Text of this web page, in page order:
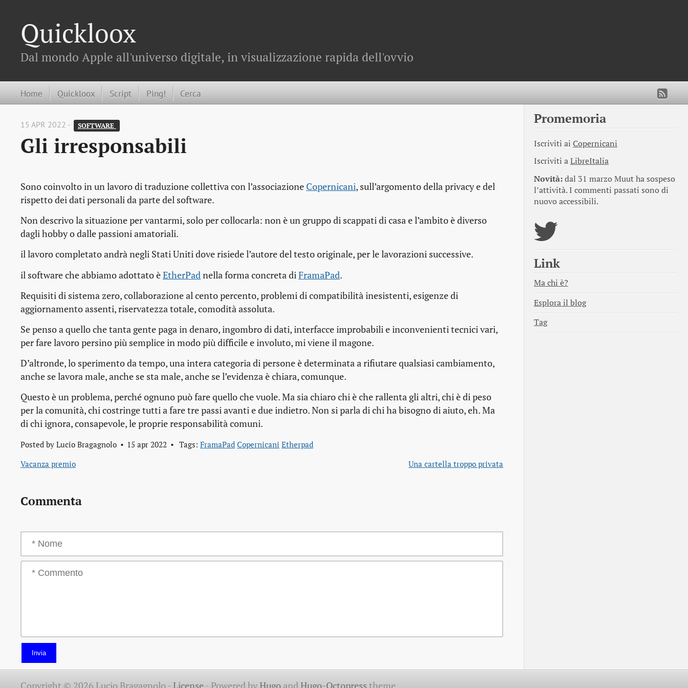
Quickloox
Dal mondo Apple all'universo digitale, in visualizzazione rapida dell'ovvio
Home Quickloox Script Ping! Cerca
15 APR 2022 - SOFTWARE
Gli irresponsabili
Sono coinvolto in un lavoro di traduzione collettiva con l’associazione Copernicani, sull’argomento della privacy e del
rispetto dei dati personali da parte del software.
Non descrivo la situazione per vantarmi, solo per collocarla: non è un gruppo di scappati di casa e l’ambito è diverso
dagli hobby o dalle passioni amatoriali.
il lavoro completato andrà negli Stati Uniti dove risiede l’autore del testo originale, per le lavorazioni successive.
il software che abbiamo adottato èEtherPad nella forma concreta di FramaPad.
Requisiti di sistema zero, collaborazione al cento percento, problemi di compatibilità inesistenti, esigenze di
aggiornamento assenti, riservatezza totale, comodità assoluta.
Se penso a quello che tanta gente paga in denaro, ingombro di dati, interfacce improbabili e inconvenienti tecnici vari,
per fare lavoro persino più semplice in modo più difficile e involuto, mi viene il magone.
D’altronde, lo sperimento da tempo, una intera categoria di persone è determinata a rifiutare qualsiasi cambiamento,
anche se lavora male, anche se sta male, anche se l’evidenza è chiara, comunque.
Questo è un problema, perché ognuno può fare quello che vuole. Ma sia chiaro chi è che rallenta gli altri, chi è di peso
per la comunità, chi costringe tutti a fare tre passi avanti e due indietro. Non si parla di chi ha bisogno di aiuto, eh. Ma
di chi ignora, consapevole, le proprie responsabilità comuni.
Posted by Lucio Bragagnolo 15 apr 2022 Tags: FramaPad Copernicani Etherpad
Vacanza premio
Una cartella troppo privata
Commenta
Invia
Promemoria
Iscriviti ai Copernicani
Iscriviti aLibreItalia
Novità:dal 31 marzo Muut ha sospeso
l’attività. I commenti passati sono di
nuovo accessibili.
Link
Ma chi è?
Esplora il blog
Tag